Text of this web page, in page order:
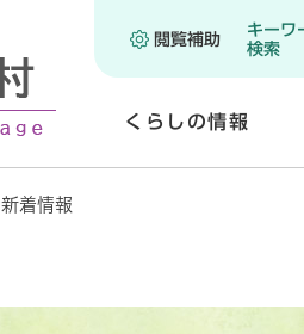
閲覧補助
キーワ
検索
くらしの情報
新着情報